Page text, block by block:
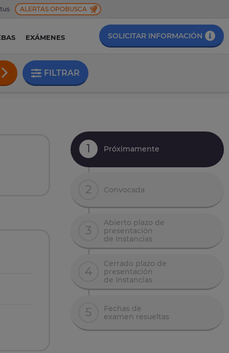
ALERTAS OPOBUSCA
EXÁMENES SOLICITAR INFORMACIÓN
FILTRAR
1 Próximamente
2 Convocada
3
Abierto plazo de
presentación
de instancias
4
Cerrado plazo de
presentación
de instancias
5
Fechas de
examen resueltas